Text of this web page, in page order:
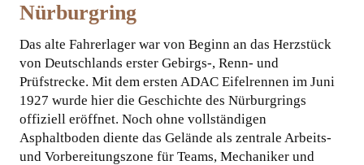
Nürburgring
Das alte Fahrerlager war von Beginn an das Herzstück
von Deutschlands erster Gebirgs-, Renn- und
Prüfstrecke. Mit dem ersten ADAC Eifelrennen im Juni
1927 wurde hier die Geschichte des Nürburgrings
offiziell eröffnet. Noch ohne vollständigen
Asphaltboden diente das Gelände als zentrale Arbeits-
und Vorbereitungszone für Teams, Mechaniker und